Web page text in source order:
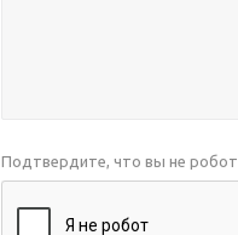
Подтвердите, что вы не робот